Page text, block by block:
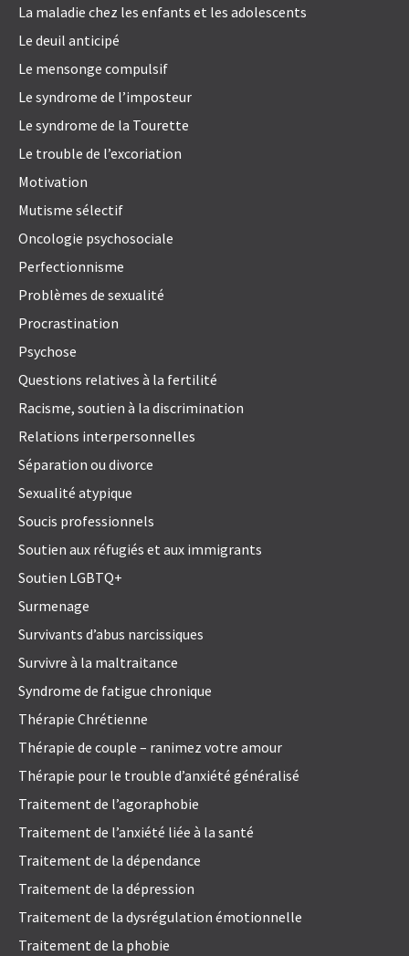
La maladie chez les enfants et les adolescents
Le deuil anticipé
Le mensonge compulsif
Le syndrome de l’imposteur
Le syndrome de la Tourette
Le trouble de l’excoriation
Motivation
Mutisme sélectif
Oncologie psychosociale
Perfectionnisme
Problèmes de sexualité
Procrastination
Psychose
Questions relatives à la fertilité
Racisme, soutien à la discrimination
Relations interpersonnelles
Séparation ou divorce
Sexualité atypique
Soucis professionnels
Soutien aux réfugiés et aux immigrants
Soutien LGBTQ+
Surmenage
Survivants d’abus narcissiques
Survivre à la maltraitance
Syndrome de fatigue chronique
Thérapie Chrétienne
Thérapie de couple – ranimez votre amour
Thérapie pour le trouble d’anxiété généralisé
Traitement de l’agoraphobie
Traitement de l’anxiété liée à la santé
Traitement de la dépendance
Traitement de la dépression
Traitement de la dysrégulation émotionnelle
Traitement de la phobie